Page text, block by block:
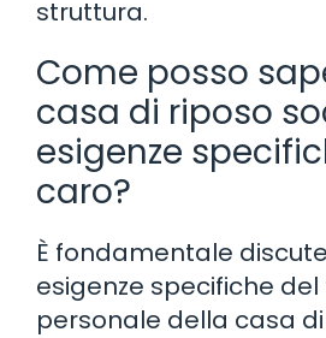
struttura.
Come posso
casa di riposo
esigenze
caro?
È fondamentale
esigenze specifiche
personale della casa